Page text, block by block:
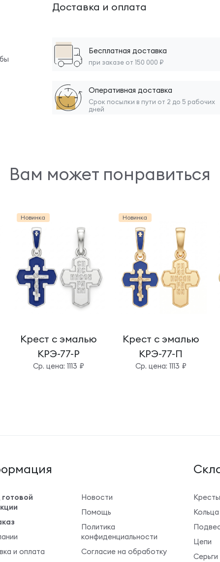
Доставка и оплата
Бесплатная доставка
при заказе от 150 000 ₽
Оперативная доставка
Срок посылки в пути от 2 до 5 рабочих
дней
Вам может понравиться
Новинка
Крест с эмалью
КРЭ-77-Р
Cр. цена: 1113 ₽
Новинка
Крест с эмалью
КРЭ-77-П
Cр. цена: 1113 ₽
и оплата
Новости
Помощь
Политика
конфиденциальности
Согласие на обработку
Кресты
Кольца
Цепи
Серьги